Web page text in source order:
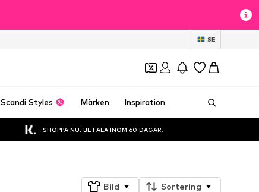
SE
Scandi Styles Märken Inspiration
SHOPPA NU. BETALA INOM 60 DAGAR.
Bild Sortering